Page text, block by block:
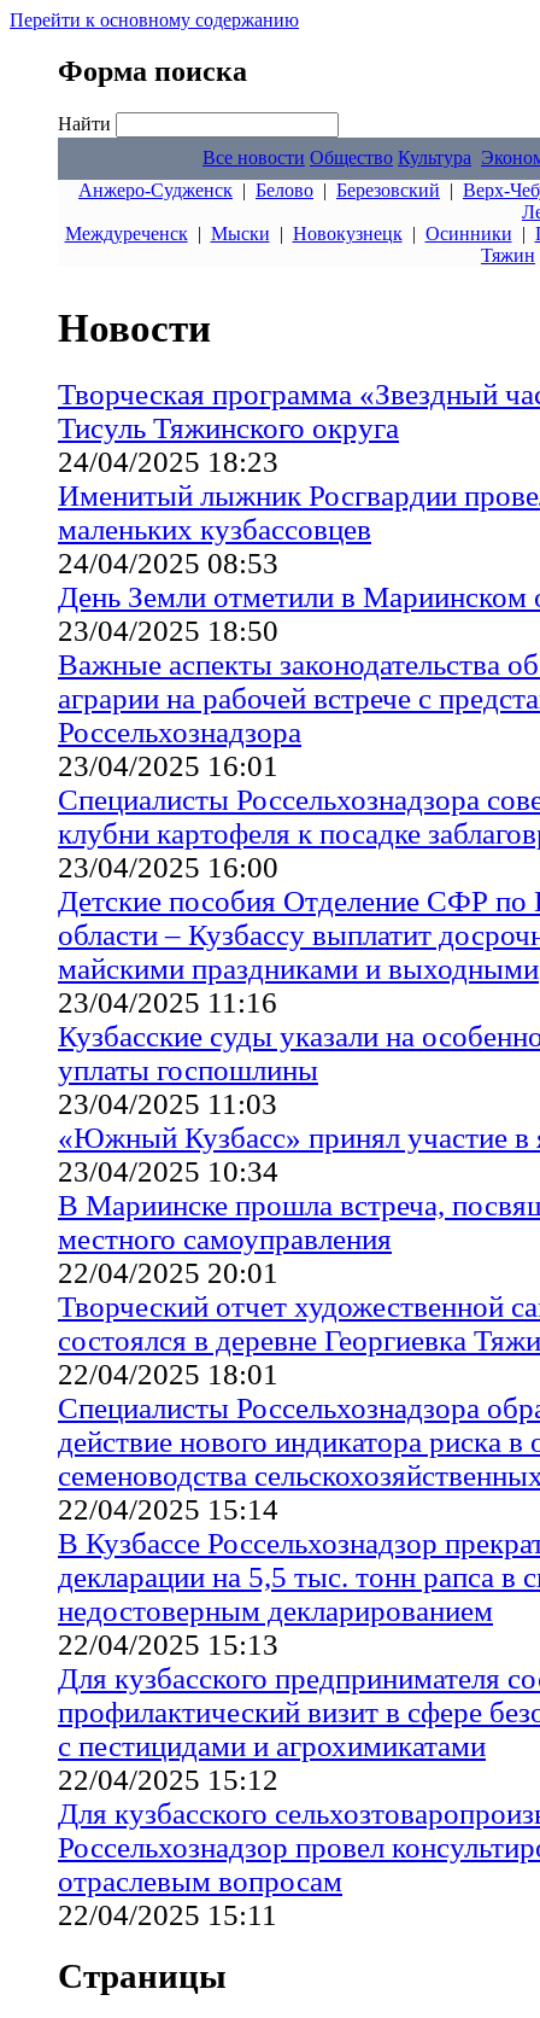
Перейти к основному содержанию
Форма поиска
Найти
Все новости Общество Культура
Анжеро-Судженск | Белово | Березовский | Верх-
Междуреченск| Мыски | Новокузнецк| Осинники |
Тяжин
Новости
Творческая программа «Звездный
Тисуль Тяжинского округа
24/04/2025 18:23
Именитый лыжник Росгвардии
маленьких кузбассовцев
24/04/2025 08:53
День Земли отметили в Мариинском
23/04/2025 18:50
Важные аспекты законодательства
аграрии на рабочей встрече с
Россельхознадзора
23/04/2025 16:01
Специалисты Россельхознадзора
клубни картофеля к посадке
23/04/2025 16:00
Детские пособия Отделение СФР по
области – Кузбассу выплатит
майскими праздниками и выходными
23/04/2025 11:16
Кузбасские суды указали на
уплаты госпошлины
23/04/2025 11:03
«Южный Кузбасс» принял участие в
23/04/2025 10:34
В Мариинске прошла встреча,
местного самоуправления
22/04/2025 20:01
Творческий отчет художественной
состоялся в деревне Георгиевка
22/04/2025 18:01
Специалисты Россельхознадзора
действие нового индикатора риска в
семеноводства
22/04/2025 15:14
В Кузбассе Россельхознадзор
декларации на 5,5 тыс. тонн рапса в
недостоверным декларированием
22/04/2025 15:13
Для кузбасского предпринимателя
профилактический визит в сфере
с пестицидами и агрохимикатами
22/04/2025 15:12
Для кузбасского
Россельхознадзор провел
отраслевым вопросам
22/04/2025 15:11
Страницы